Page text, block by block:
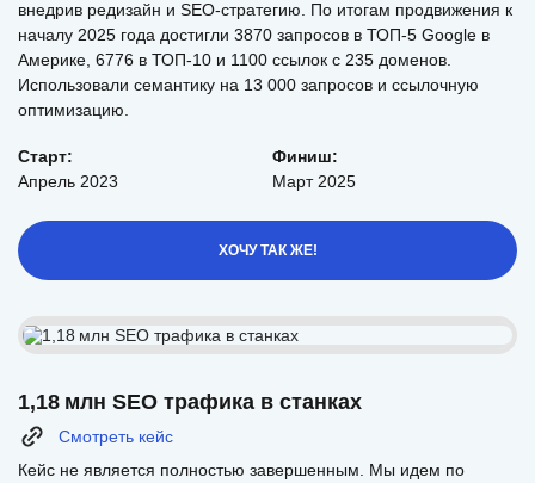
внедрив редизайн и SEO-стратегию. По итогам продвижения к
началу 2025 года достигли 3870 запросов в ТОП-5 Google в
Америке, 6776 в ТОП-10 и 1100 ссылок с 235 доменов.
Использовали семантику на 13 000 запросов и ссылочную
оптимизацию.
Старт:
Апрель 2023
Финиш:
Март 2025
ХОЧУ ТАК ЖЕ!
1,18 млн SEO трафика в станках
Смотреть кейс
Кейс не является полностью завершенным. Мы идем по